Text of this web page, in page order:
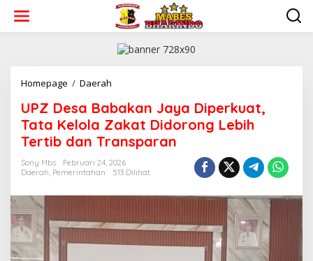
w
Homepage / Daerah
Z
D
e
s
a
B
b
k
a
n
UPZ Desa Babakan Jaya Diperkuat,
Tata Kelola Zakat Didorong Lebih
Tertib dan Transparan
Sony Mbs
Februari 24, 2026
Daerah, Pemerintahan 513 Dilihat